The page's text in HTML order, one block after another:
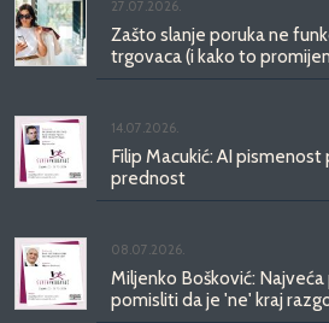
27.07.2026.
Zašto slanje poruka ne
trgovaca (i kako to
14.07.2026.
Filip Macukić: AI
prednost
08.07.2026.
Miljenko Bošković:
pomisliti da je 'ne' kraj